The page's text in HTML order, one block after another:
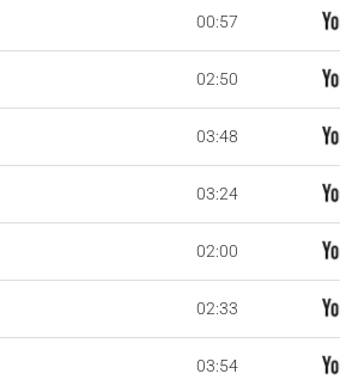
00:57
02:50
03:48
03:24
02:00
02:33
03:54